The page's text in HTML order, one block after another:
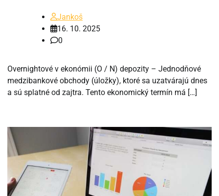
Jankoš
16. 10. 2025
0
Overnightové v ekonómii (O / N) depozity – Jednodňové
medzibankové obchody (úložky), ktoré sa uzatvárajú dnes
a sú splatné od zajtra. Tento ekonomický termín má […]